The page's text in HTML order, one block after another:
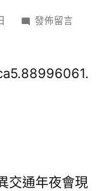
在
｜
德
發佈留言
交通年夜會現